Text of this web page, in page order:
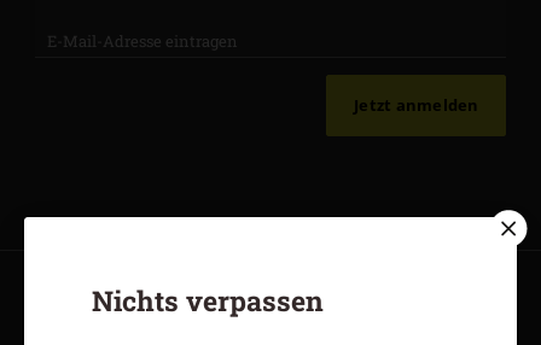
Jetzt anmelden
AGB und Widerrufsbelehrung Datenschutz
Nichts verpassen